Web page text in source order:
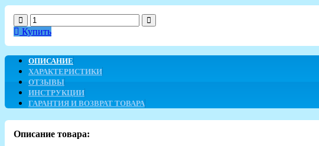
Купить
ОПИСАНИЕ
ХАРАКТЕРИСТИКИ
ОТЗЫВЫ
ИНСТРУКЦИИ
ГАРАНТИЯ И ВОЗВРАТ ТОВАРА
Описание товара: